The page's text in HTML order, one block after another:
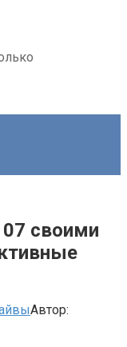
своими
Автор: